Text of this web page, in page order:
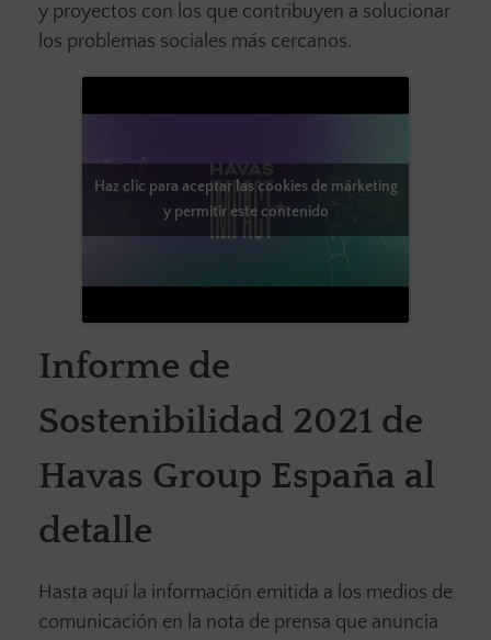
y proyectos con los que contribuyen a solucionar
los problemas sociales más cercanos.
Haz clic para aceptar las cookies de márketing
y permitir este contenido
Informe de
Sostenibilidad 2021 de
Havas Group España al
detalle
Hasta aquí la información emitida a los medios de
comunicación en la nota de prensa que anuncia